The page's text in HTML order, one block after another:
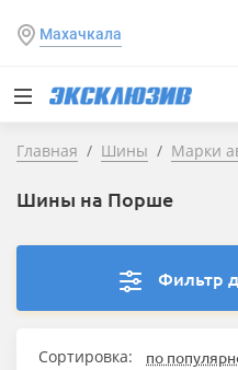
Махачкала
Главная Шины Марки
Шины на Порше
Фильтр
Сортировка: по